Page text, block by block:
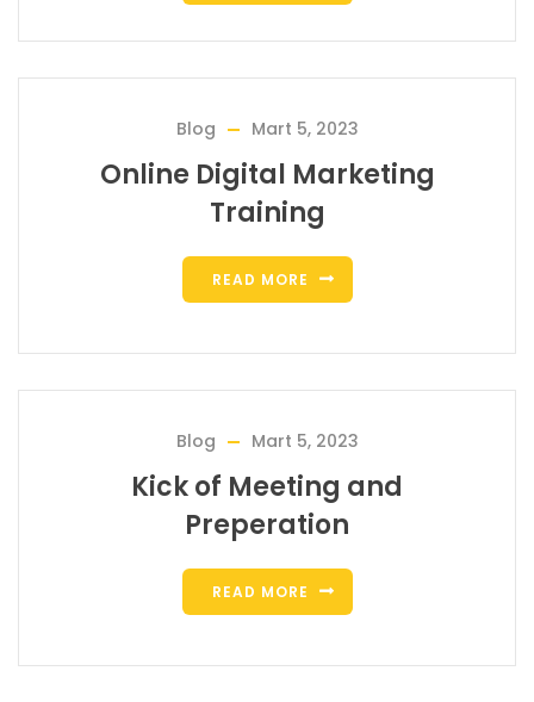
Blog Mart 5, 2023
Online Digital Marketing
Training
READ MORE
Blog Mart 5, 2023
Kick of Meeting and
Preperation
READ MORE